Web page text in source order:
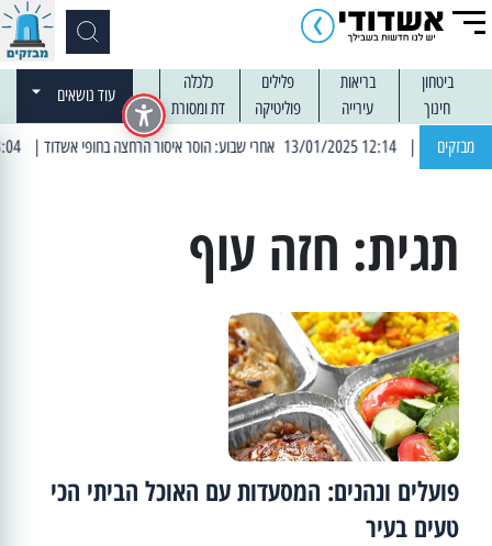
ביטחון בריאות פלילים
כלכלה
חינוך
עירייה פוליטיקה דת ומסורת
עוד נושאים
מבזקים | 13:04 14/01/2025 עובדים בלילות: עבודות קרצוף וריבוד אספלט
תגית: חזה עוף
פועלים ונהנים: המסעדות עם האוכל הביתי הכי
טעים בעיר